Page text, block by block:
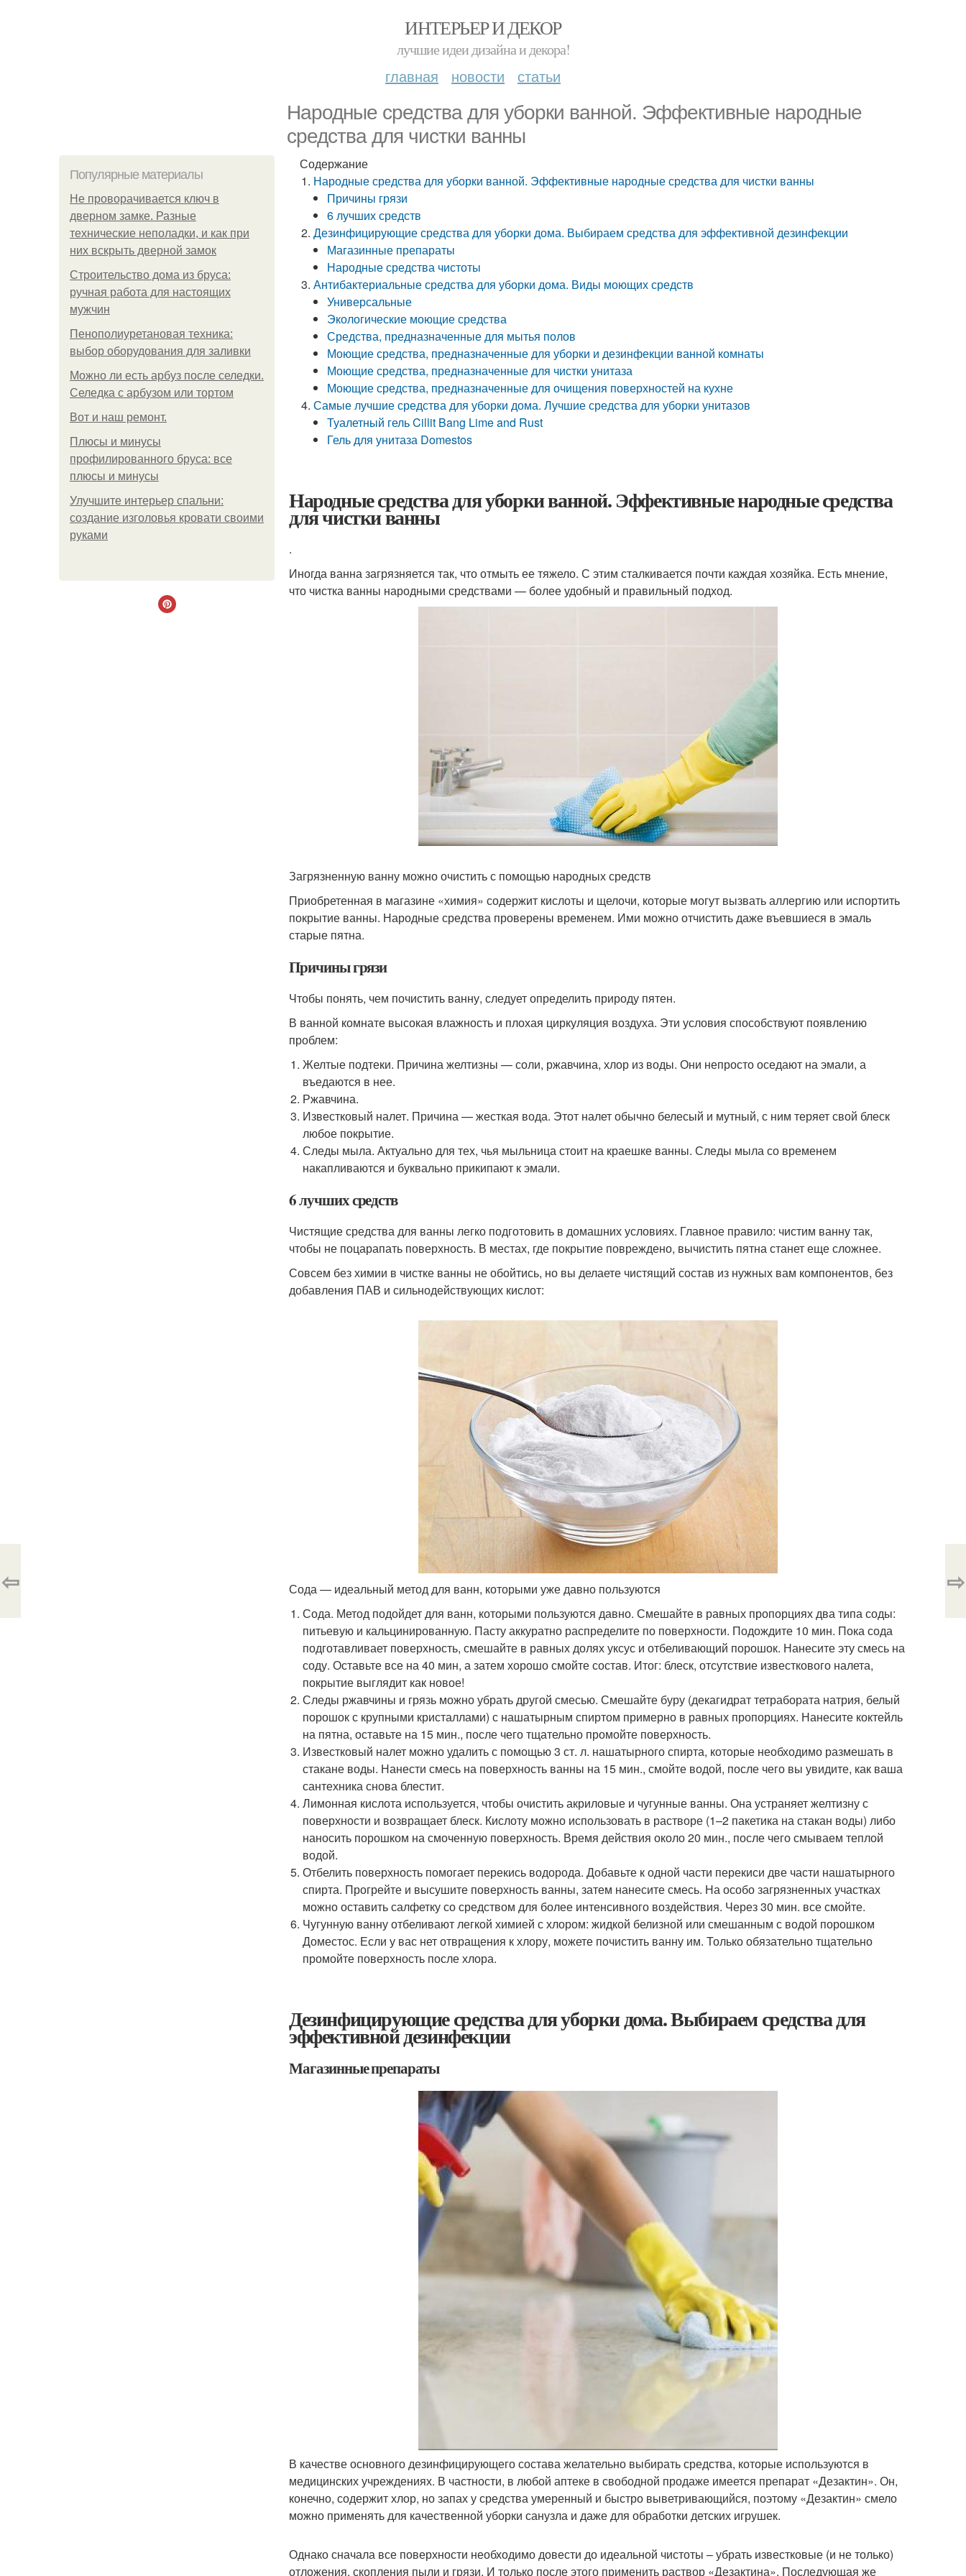
ИНТЕРЬЕР И ДЕКОР
лучшие идеи дизайна и декора!
главная новости статьи
Народные средства для уборки ванной. Эффективные народные
средства для чистки ванны
Популярные материалы
Не проворачивается ключ в
дверном замке. Разные
технические неполадки, и как при
них вскрыть дверной замок
Строительство дома из бруса:
ручная работа для настоящих
мужчин
Пенополиуретановая техника:
выбор оборудования для заливки
Можно ли есть арбуз после селедки.
Селедка с арбузом или тортом
Boт и наш ремoнт.
Плюсы и минусы
профилированного бруса: все
плюсы и минусы
Улучшите интерьер спальни:
создание изголовья кровати своими
руками
Содержание
Народные средства для уборки ванной. Эффективные народные средства для чистки ванны
Причины грязи
6 лучших средств
Дезинфицирующие средства для уборки дома. Выбираем средства для эффективной дезинфекции
Магазинные препараты
Народные средства чистоты
Антибактериальные средства для уборки дома. Виды моющих средств
Универсальные
Экологические моющие средства
Средства, предназначенные для мытья полов
Моющие средства, предназначенные для уборки и дезинфекции ванной комнаты
Моющие средства, предназначенные для чистки унитаза
Моющие средства, предназначенные для очищения поверхностей на кухне
Самые лучшие средства для уборки дома. Лучшие средства для уборки унитазов
Туалетный гель Cillit Bang Lime and Rust
Гель для унитаза Domestos
Народные средства для уборки ванной. Эффективные народные средства
для чистки ванны
.
Иногда ванна загрязняется так, что отмыть ее тяжело. С этим сталкивается почти каждая хозяйка. Есть мнение,
что чистка ванны народными средствами — более удобный и правильный подход.
Загрязненную ванну можно очистить с помощью народных средств
Приобретенная в магазине «химия» содержит кислоты и щелочи, которые могут вызвать аллергию или испортить
покрытие ванны. Народные средства проверены временем. Ими можно отчистить даже въевшиеся в эмаль
старые пятна.
Причины грязи
Чтобы понять, чем почистить ванну, следует определить природу пятен.
В ванной комнате высокая влажность и плохая циркуляция воздуха. Эти условия способствуют появлению
проблем:
Желтые подтеки. Причина желтизны — соли, ржавчина, хлор из воды. Они непросто оседают на эмали, а
въедаются в нее.
Ржавчина.
Известковый налет. Причина — жесткая вода. Этот налет обычно белесый и мутный, с ним теряет свой блеск
любое покрытие.
Следы мыла. Актуально для тех, чья мыльница стоит на краешке ванны. Следы мыла со временем
накапливаются и буквально прикипают к эмали.
6 лучших средств
Чистящие средства для ванны легко подготовить в домашних условиях. Главное правило: чистим ванну так,
чтобы не поцарапать поверхность. В местах, где покрытие повреждено, вычистить пятна станет еще сложнее.
Совсем без химии в чистке ванны не обойтись, но вы делаете чистящий состав из нужных вам компонентов, без
добавления ПАВ и сильнодействующих кислот:
Сода — идеальный метод для ванн, которыми уже давно пользуются
Сода. Метод подойдет для ванн, которыми пользуются давно. Смешайте в равных пропорциях два типа соды:
питьевую и кальцинированную. Пасту аккуратно распределите по поверхности. Подождите 10 мин. Пока сода
подготавливает поверхность, смешайте в равных долях уксус и отбеливающий порошок. Нанесите эту смесь на
соду. Оставьте все на 40 мин, а затем хорошо смойте состав. Итог: блеск, отсутствие известкового налета,
покрытие выглядит как новое!
Следы ржавчины и грязь можно убрать другой смесью. Смешайте буру (декагидрат тетрабората натрия, белый
порошок с крупными кристаллами) с нашатырным спиртом примерно в равных пропорциях. Нанесите коктейль
на пятна, оставьте на 15 мин., после чего тщательно промойте поверхность.
Известковый налет можно удалить с помощью 3 ст. л. нашатырного спирта, которые необходимо размешать в
стакане воды. Нанести смесь на поверхность ванны на 15 мин., смойте водой, после чего вы увидите, как ваша
сантехника снова блестит.
Лимонная кислота используется, чтобы очистить акриловые и чугунные ванны. Она устраняет желтизну с
поверхности и возвращает блеск. Кислоту можно использовать в растворе (1–2 пакетика на стакан воды) либо
наносить порошком на смоченную поверхность. Время действия около 20 мин., после чего смываем теплой
водой.
Отбелить поверхность помогает перекись водорода. Добавьте к одной части перекиси две части нашатырного
спирта. Прогрейте и высушите поверхность ванны, затем нанесите смесь. На особо загрязненных участках
можно оставить салфетку со средством для более интенсивного воздействия. Через 30 мин. все смойте.
Чугунную ванну отбеливают легкой химией с хлором: жидкой белизной или смешанным с водой порошком
Доместос. Если у вас нет отвращения к хлору, можете почистить ванну им. Только обязательно тщательно
промойте поверхность после хлора.
Дезинфицирующие средства для уборки дома. Выбираем средства для
эффективной дезинфекции
Магазинные препараты
В качестве основного дезинфицирующего состава желательно выбирать средства, которые используются в
медицинских учреждениях. В частности, в любой аптеке в свободной продаже имеется препарат «Дезактин». Он,
конечно, содержит хлор, но запах у средства умеренный и быстро выветривающийся, поэтому «Дезактин» смело
можно применять для качественной уборки санузла и даже для обработки детских игрушек.
Однако сначала все поверхности необходимо довести до идеальной чистоты – убрать известковые (и не только)
отложения, скопления пыли и грязи. И только после этого применить раствор «Дезактина». Последующая же
⇦ ⇨